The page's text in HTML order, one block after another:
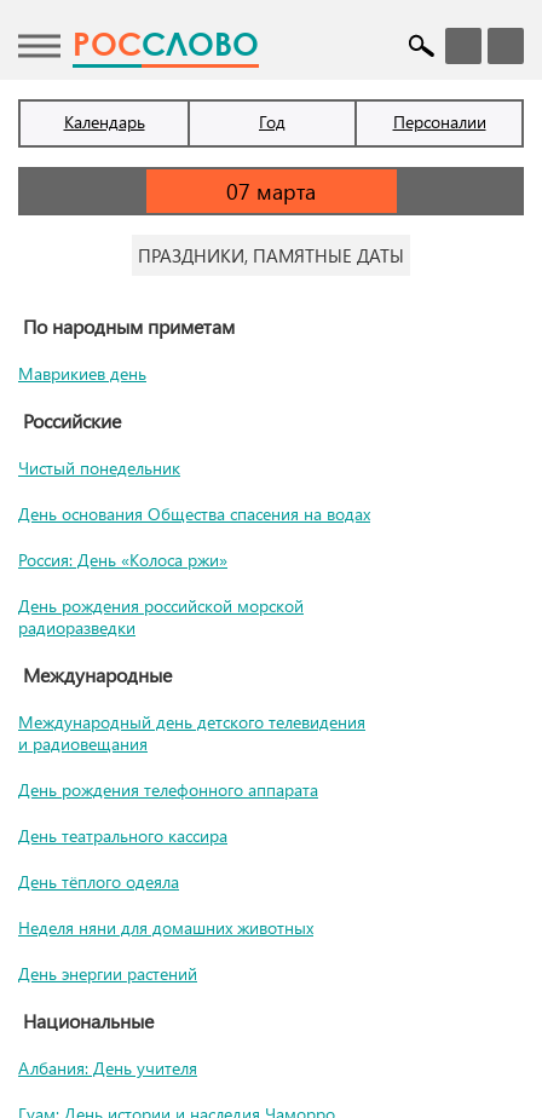
POCСЛОВО
Календарь Год Персоналии
ПРАЗДНИКИ, ПАМЯТНЫЕ ДАТЫ
По народным приметам
Маврикиев день
Российские
Чистый понедельник
День основания Общества спасения на водах
Россия: День «Колоса ржи»
День рождения российской морской
радиоразведки
Международные
Международный день детского телевидения
и радиовещания
День рождения телефонного аппарата
День театрального кассира
День тёплого одеяла
Неделя няни для домашних животных
День энергии растений
Национальные
Албания: День учителя